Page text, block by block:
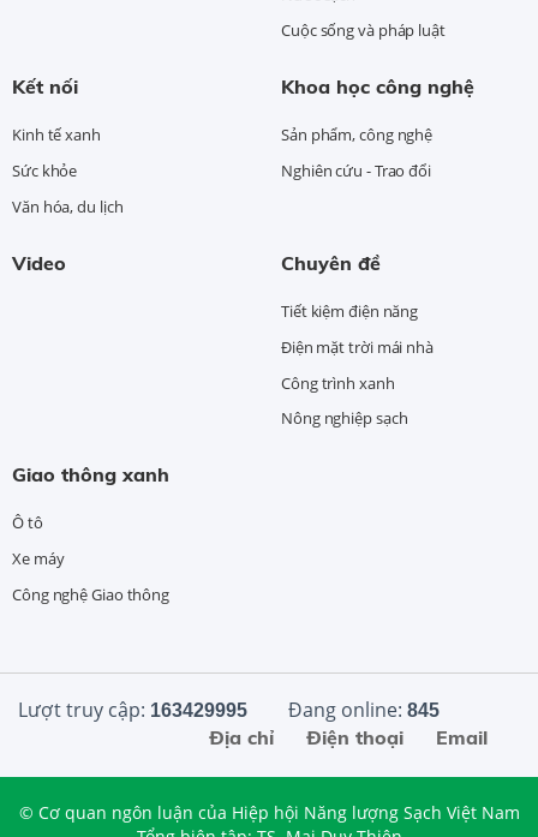
Cuộc sống và pháp luật
Kết nối
Kinh tế xanh
Sức khỏe
Văn hóa, du lịch
Khoa học công nghệ
Sản phẩm, công nghệ
Nghiên cứu - Trao đổi
Video Chuyên đề
Tiết kiệm điện năng
Điện mặt trời mái nhà
Công trình xanh
Nông nghiệp sạch
Giao thông xanh
Ô tô
Xe máy
Công nghệ Giao thông
Lượt truy cập: 163429995 Đang online: 845
Email
Điện thoại
Địa chỉ
© Cơ quan ngôn luận của Hiệp hội Năng lượng Sạch Việt Nam